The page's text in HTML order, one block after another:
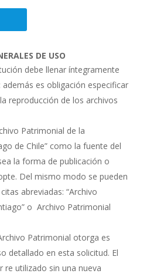
DE USO
debe llenar íntegramente
es obligación especificar
reproducción de los archivos
Patrimonial de la
de Chile” como la fuente del
la forma de publicación o
Del mismo modo se pueden
abreviadas: “Archivo
o Archivo Patrimonial
Patrimonial otorga es
detallado en esta solicitud. El
re utilizado sin una nueva